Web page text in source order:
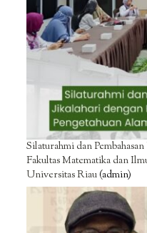
Silaturahmi dan
Fakultas Matematika dan
Universitas Riau(admin)